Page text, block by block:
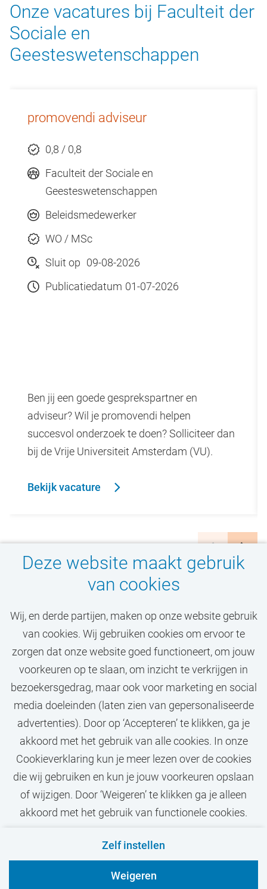
Deze website maakt gebruik
van cookies
Wij, en derde partijen, maken op onze website gebruik
van cookies. Wij gebruiken cookies om ervoor te
zorgen dat onze website goed functioneert, om jouw
voorkeuren op te slaan, om inzicht te verkrijgen in
bezoekersgedrag, maar ook voor marketing en social
media doeleinden (laten zien van gepersonaliseerde
advertenties). Door op ‘Accepteren’ te klikken, ga je
akkoord met het gebruik van alle cookies. In onze
Cookieverklaring kun je meer lezen over de cookies
die wij gebruiken en kun je jouw voorkeuren opslaan
of wijzigen. Door ‘Weigeren’ te klikken ga je alleen
akkoord met het gebruik van functionele cookies.
Zelf instellen
Weigeren
Onze vacatures bij Faculteit der
Sociale en
Geesteswetenschappen
promovendi adviseur
0,8 / 0,8
Faculteit der Sociale en
Geesteswetenschappen
Beleidsmedewerker
WO / MSc
Sluit op 09-08-2026
Publicatiedatum 01-07-2026
Ben jij een goede gesprekspartner en
adviseur? Wil je promovendi helpen
succesvol onderzoek te doen? Solliciteer dan
bij de Vrije Universiteit Amsterdam (VU).
Bekijk vacature
Zit jouw droombaan er
niet bij?
STEL JOB ALERT IN
Cookies Disclaimer